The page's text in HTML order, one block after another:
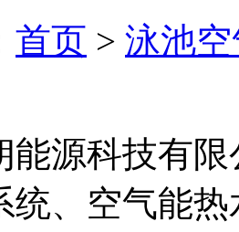
首页 > 泳池
能源科技有
统、空气能